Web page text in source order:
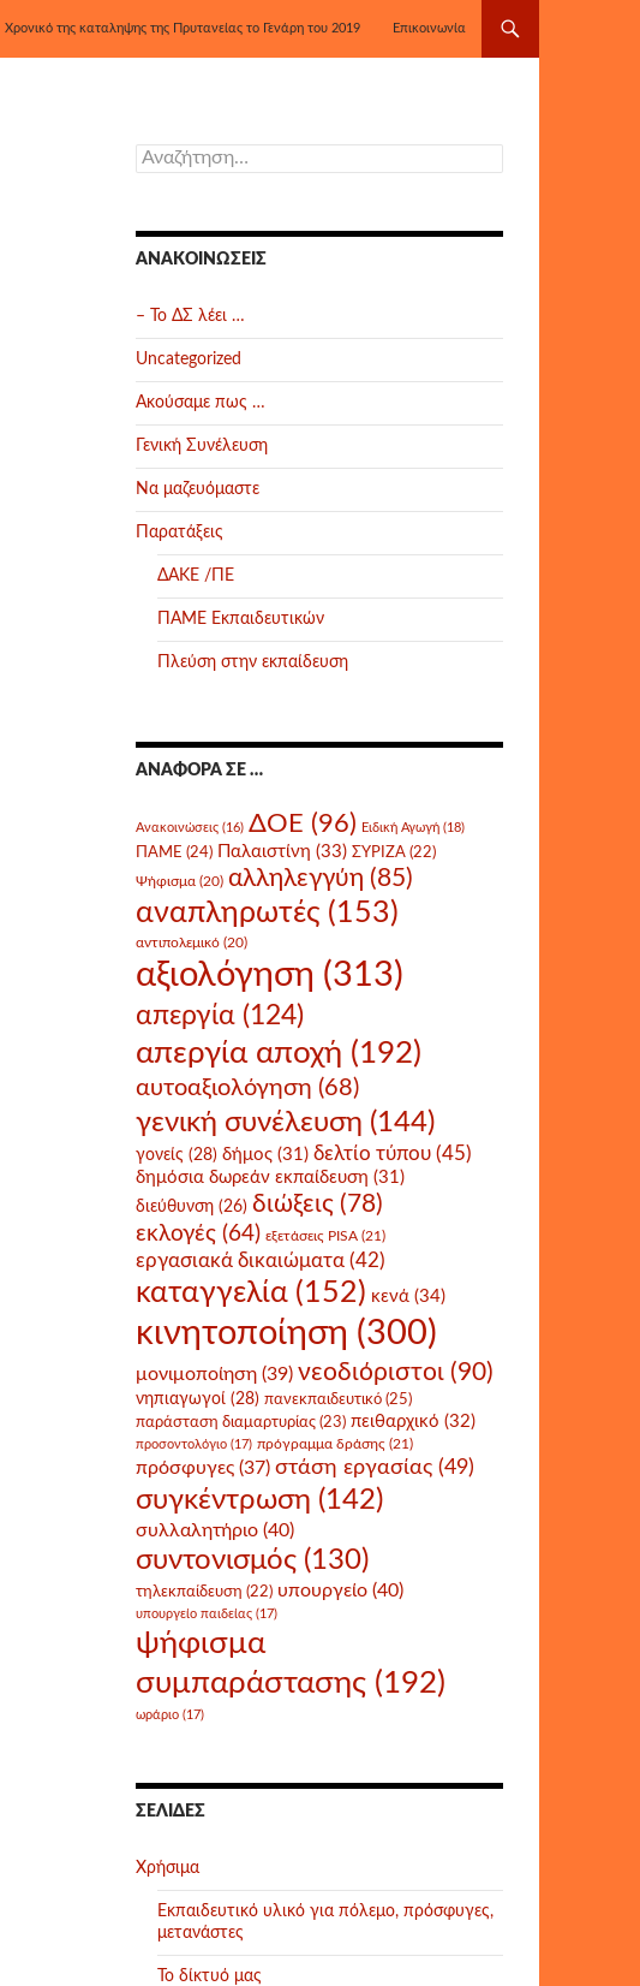
Χρονικό της καταληψης της Πρυτανείας το Γενάρη του 2019 Επικοινωνία
Αναζήτηση
για:
ΑΝΑΚΟΙΝΏΣΕΙΣ
– Το ΔΣ λέει …
Uncategorized
Ακούσαμε πως …
Γενική Συνέλευση
Να μαζευόμαστε
Παρατάξεις
ΔΑΚΕ /ΠΕ
ΠΑΜΕ Εκπαιδευτικών
Πλεύση στην εκπαίδευση
ΑΝΑΦΟΡΆ ΣΕ …
Ανακοινώσεις (16) ΔΟΕ (96) Ειδική Αγωγή (18)
ΠΑΜΕ (24) Παλαιστίνη (33) ΣΥΡΙΖΑ (22)
Ψήφισμα (20) αλληλεγγύη (85)
αναπληρωτές (153)
αντιπολεμικό (20)
αξιολόγηση (313)
απεργία (124)
απεργία αποχή (192)
αυτοαξιολόγηση (68)
γενική συνέλευση (144)
γονείς (28) δήμος (31) δελτίο τύπου (45)
δημόσια δωρεάν εκπαίδευση (31)
διεύθυνση (26) διώξεις (78)
εκλογές (64) εξετάσεις PISA (21)
εργασιακά δικαιώματα (42)
καταγγελία (152) κενά (34)
κινητοποίηση (300)
μονιμοποίηση (39) νεοδιόριστοι (90)
νηπιαγωγοί (28) πανεκπαιδευτικό (25)
παράσταση διαμαρτυρίας (23) πειθαρχικό (32)
προσοντολόγιο (17) πρόγραμμα δράσης (21)
πρόσφυγες (37) στάση εργασίας (49)
συγκέντρωση (142)
συλλαλητήριο (40)
συντονισμός (130)
τηλεκπαίδευση (22) υπουργείο (40)
υπουργείο παιδείας (17)
ψήφισμα
συμπαράστασης (192)
ωράριο (17)
ΣΕΛΊΔΕΣ
Χρήσιμα
Εκπαιδευτικό υλικό για πόλεμο, πρόσφυγες,
μετανάστες
Το δίκτυό μας